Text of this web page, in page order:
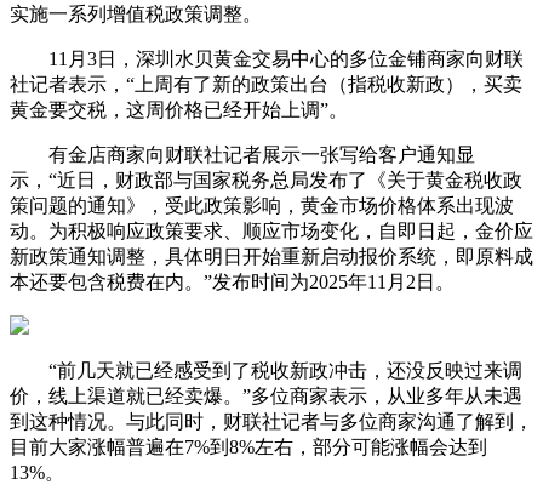
实施一系列增值税政策调整。
11月3日，深圳水贝黄金交易中心的多位金铺商家向财联
社记者表示，“上周有了新的政策出台（指税收新政），买卖
黄金要交税，这周价格已经开始上调”。
有金店商家向财联社记者展示一张写给客户通知显
示，“近日，财政部与国家税务总局发布了《关于黄金税收政
策问题的通知》，受此政策影响，黄金市场价格体系出现波
动。为积极响应政策要求、顺应市场变化，自即日起，金价应
新政策通知调整，具体明日开始重新启动报价系统，即原料成
本还要包含税费在内。”发布时间为2025年11月2日。
“前几天就已经感受到了税收新政冲击，还没反映过来调
价，线上渠道就已经卖爆。”多位商家表示，从业多年从未遇
到这种情况。与此同时，财联社记者与多位商家沟通了解到，
目前大家涨幅普遍在7%到8%左右，部分可能涨幅会达到
13%。